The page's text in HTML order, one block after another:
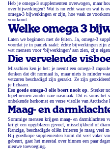
Heb je omega-3 supplementen overwogen, maar
over bijwerkingen? Wat is nu echt waar en wat is
omega-3 bijwerkingen er zijn, hoe vaak ze
voorkomt.
Welke omega 3
Laten we beginnen met de feiten. Ja, omega-3
voordat je in paniek raakt: échte bijwerkingen zijn
wat mensen voor ‘bijwerkingen’ aan zien, zijn
Die vervelende
Misschien ken je het: je neemt een omega-3
denken dat dit normaal is, maar niets is minder
vetzuren beschadigd zijn geraakt. Ze zijn
je lichaam.
Een goede omega-3 olie boert nooit op. Sterker
lepel nemen zonder nare nasmaak. Dit is soms het
onbekende herkomst en verse visolie van Arctische
Maag- en
Sommige mensen krijgen maag- en darmklachten
krijgt een opgeblazen gevoel, misselijkheid of
Ranzige, beschadigde oliën irriteren je maag veel
Bij goedkope supplementen komt dit veel vaker
gebeurt, gaat het meestal over binnen een paar
nieuwe toevoeging.